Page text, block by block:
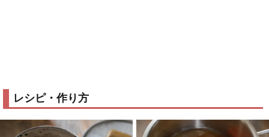
レシピ・作り方